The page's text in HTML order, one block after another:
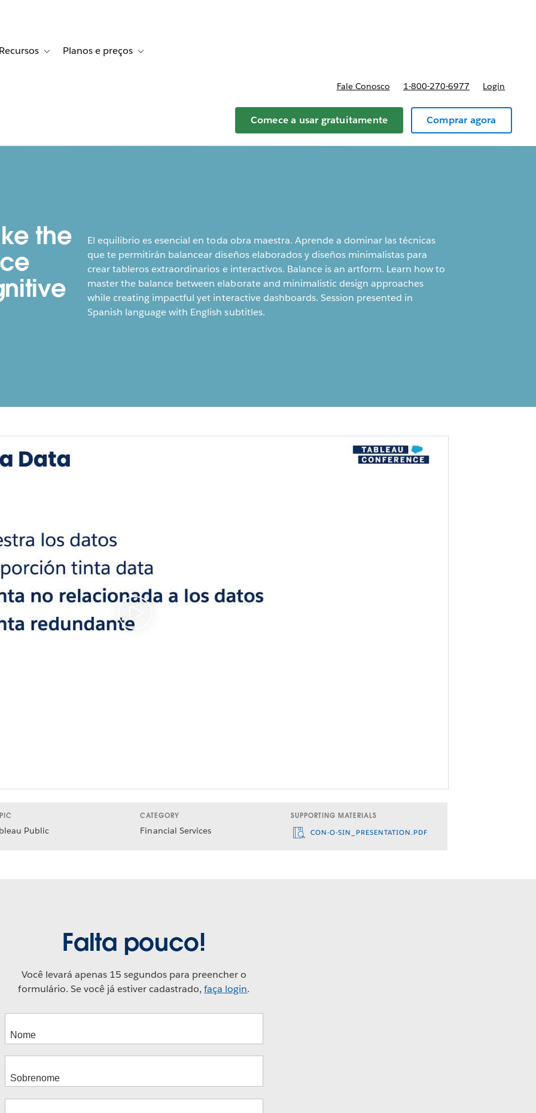
Histórias de clientes
sub-navigation for Soluções
Recursos Toggle sub-navigation for Recursos
Planos e preços Toggle sub-navigation for Planos e preços
Fale Conosco 1-800-270-6977 Login
Comece a usar gratuitamente Comprar agora
the
El equilibrio es esencial en toda obra maestra. Aprende a dominar las técnicas
que te permitirán balancear diseños elaborados y diseños minimalistas para
crear tableros extraordinarios e interactivos. Balance is an artform. Learn how to
master the balance between elaborate and minimalistic design approaches
while creating impactful yet interactive dashboards. Session presented in
Spanish language with English subtitles.
Public
CATEGORY
Financial Services
SUPPORTING MATERIALS
CON-O-SIN_PRESENTATION.PDF
Falta pouco!
Você levará apenas 15 segundos para preencher o
formulário. Se você já estiver cadastrado,faça login.